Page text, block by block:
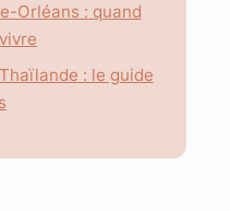
Orléans : quand
: le guide